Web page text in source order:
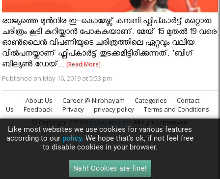
രാജ്യത്തെ മുൻനിര ഇ–കൊമേഴ്സ് കമ്പനി ഫ്ലിപ്കാർട്ട് മറ്റൊരു
ചരിത്രം കൂടി കുറിയ്ക്കാൻ പോകുകയാണ്. മേയ് 15 മുതൽ 19 വരെ
ഓൺലൈൻ വിപണിയുടെ ചരിത്രത്തിലെ ഏറ്റവും വലിയ
വിൽപനയ്ക്കാണ് ഫ്ലിപ്കാർട്ട് തുടക്കമിട്ടിരിക്കുന്നത്. 'ബിഗ്
ബില്യൺ ഡേയ്...[Read More]
Published on May 16, 2019 at 5:53 pm
About Us Career @ Nirbhayam Categories
Contact
Us
Feedback Privacy privacy policy
Terms and Conditions
© Copyright 2019 Nirbhayam.com. All rights reserved.
Like most websites we use cookies for various features
according to our policy. We hope that’s ok, if not feel free
to disable cookies in your browser.
Nah! Cookies are fine!